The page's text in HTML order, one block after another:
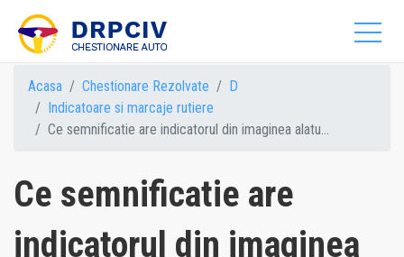
Acasa Chestionare Rezolvate
D
Indicatoare si marcaje rutiere
Ce semnificatie are indicatorul din imaginea alatu...
Ce semnificatie are
indicatorul din imaginea